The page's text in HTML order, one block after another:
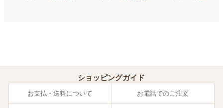
ショッピングガイド
お支払・送料について お電話でのご注文